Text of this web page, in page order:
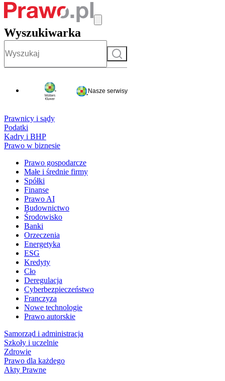
Wyszukiwarka
Szukaj
Nasze serwisy
Prawnicy i sądy
Podatki
Kadry i BHP
Prawo w biznesie
Prawo gospodarcze
Małe i średnie firmy
Spółki
Finanse
Prawo AI
Budownictwo
Środowisko
Banki
Orzeczenia
Energetyka
ESG
Kredyty
Cło
Deregulacja
Cyberbezpieczeństwo
Franczyza
Nowe technologie
Prawo autorskie
Samorząd i administracja
Szkoły i uczelnie
Zdrowie
Prawo dla każdego
Akty Prawne